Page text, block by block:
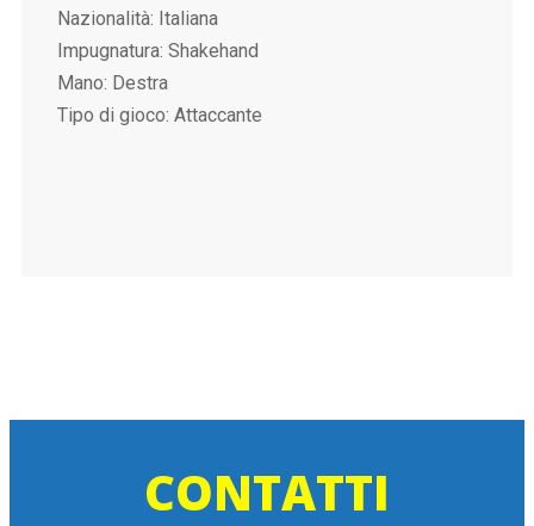
Nazionalità: Italiana
Impugnatura: Shakehand
Mano: Destra
Tipo di gioco: Attaccante
CONTATTI